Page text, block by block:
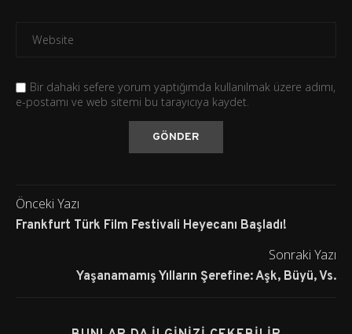
Bir dahaki sefere yorum yaptığımda kullanılmak üzere adımı,
e-postamı ve web sitemi bu tarayıcıya kaydet.
Önceki Yazı
Frankfurt Türk Film Festivali Heyecanı Başladı!
Sonraki Yazı
Yaşanamamış Yılların Şerefine: Aşk, Büyü, Vs.